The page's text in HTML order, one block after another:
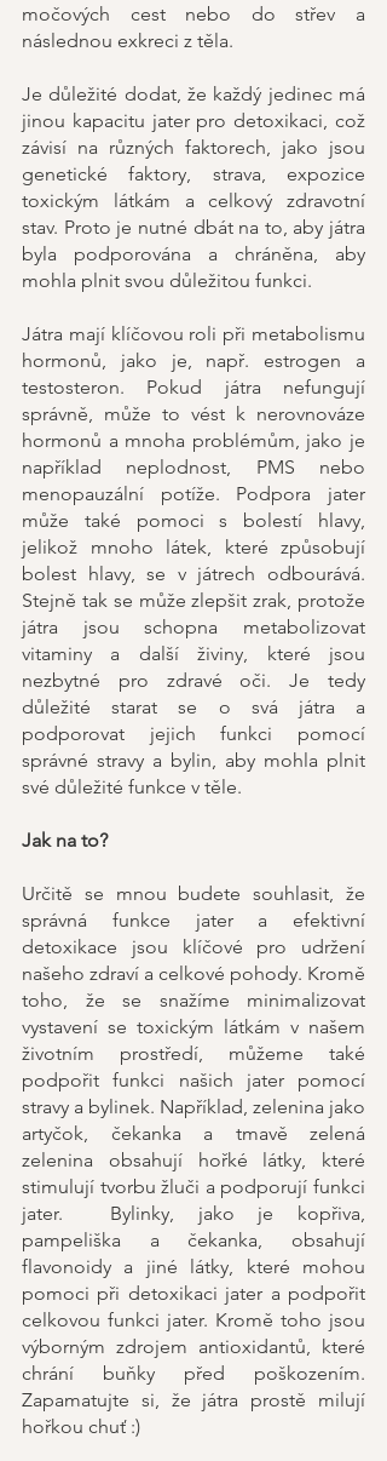
močových cest nebo do střev a
následnou exkreci z těla.
Je důležité dodat, že každý jedinec má
jinou kapacitu jater pro detoxikaci, což
závisí na různých faktorech, jako jsou
genetické faktory, strava, expozice
toxickým látkám a celkový zdravotní
stav. Proto je nutné dbát na to, aby játra
byla podporována a chráněna, aby
mohla plnit svou důležitou funkci.
Játra mají klíčovou roli při metabolismu
hormonů, jako je, např. estrogen a
testosteron. Pokud játra nefungují
správně, může to vést k nerovnováze
hormonů a mnoha problémům, jako je
například neplodnost, PMS nebo
menopauzální potíže. Podpora jater
může také pomoci s bolestí hlavy,
jelikož mnoho látek, které způsobují
bolest hlavy, se v játrech odbourává.
Stejně tak se může zlepšit zrak, protože
játra jsou schopna metabolizovat
vitaminy a další živiny, které jsou
nezbytné pro zdravé oči. Je tedy
důležité starat se o svá játra a
podporovat jejich funkci pomocí
správné stravy a bylin, aby mohla plnit
své důležité funkce v těle.
Jak na to?
Určitě se mnou budete souhlasit, že
správná funkce jater a efektivní
detoxikace jsou klíčové pro udržení
našeho zdraví a celkové pohody. Kromě
toho, že se snažíme minimalizovat
vystavení se toxickým látkám v našem
životním prostředí, můžeme také
podpořit funkci našich jater pomocí
stravy a bylinek. Například, zelenina jako
artyčok, čekanka a tmavě zelená
zelenina obsahují hořké látky, které
stimulují tvorbu žluči a podporují funkci
jater.  Bylinky, jako je kopřiva,
pampeliška a čekanka, obsahují
flavonoidy a jiné látky, které mohou
pomoci při detoxikaci jater a podpořit
celkovou funkci jater. Kromě toho jsou
výborným zdrojem antioxidantů, které
chrání buňky před poškozením.
Zapamatujte si, že játra prostě milují
hořkou chuť :)